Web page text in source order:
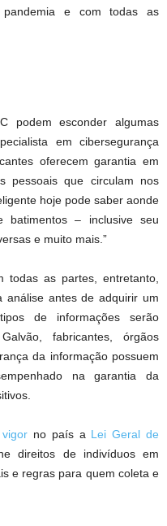
e com todas as
podem esconder algumas
em cibersegurança
oferecem garantia em
pessoais que circulam nos
hoje pode saber aonde
– inclusive seu
e muito mais.”
todas as partes, entretanto,
análise antes de adquirir um
de informações serão
fabricantes, órgãos
da informação possuem
na garantia da
no país a Lei Geral de
direitos de indivíduos em
e regras para quem coleta e